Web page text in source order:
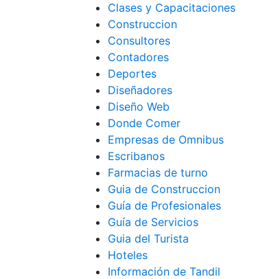
Clases y Capacitaciones
Construccion
Consultores
Contadores
Deportes
Diseñadores
Diseño Web
Donde Comer
Empresas de Omnibus
Escribanos
Farmacias de turno
Guia de Construccion
Guía de Profesionales
Guía de Servicios
Guia del Turista
Hoteles
Información de Tandil